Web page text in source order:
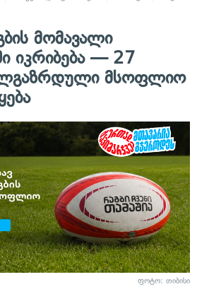
მომავალი
იკრიბება — 27
მსოფლიო
ფოტო: თიბისი